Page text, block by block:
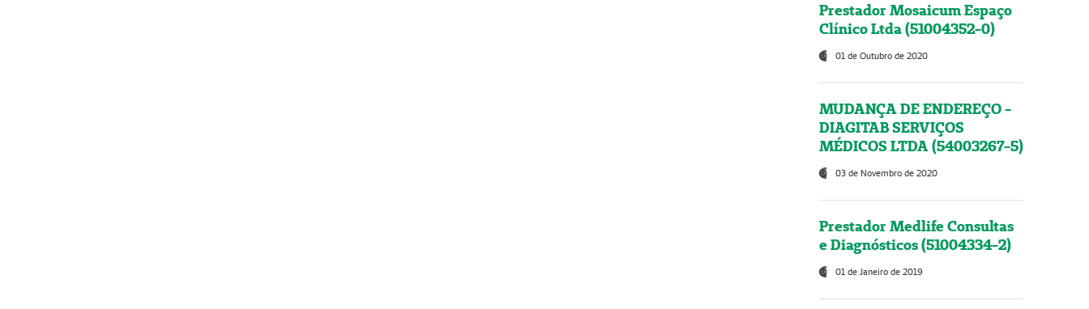
Prestador Mosaicum Espaço
Clínico Ltda (51004352-0)
01 de Outubro de 2020
MUDANÇA DE ENDEREÇO -
DIAGITAB SERVIÇOS
MÉDICOS LTDA (54003267-5)
03 de Novembro de 2020
Prestador Medlife Consultas
e Diagnósticos (51004334-2)
01 de Janeiro de 2019